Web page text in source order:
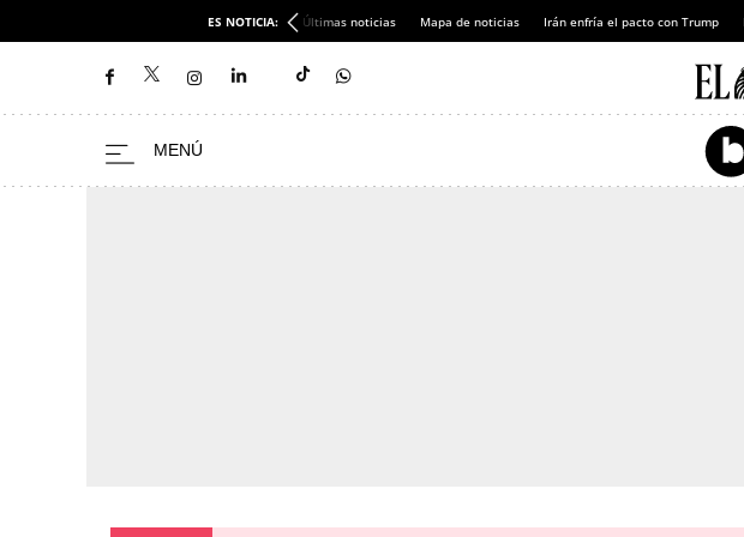
ES NOTICIA: Últimas noticias Mapa de noticias Irán enfría el pacto con Trump